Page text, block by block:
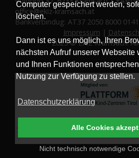
Computer gespeichert werden,
löschen.
Dann ist es uns möglich, Ihren
nächsten Aufruf unserer Webseite
und Ihnen Funktionen
Nutzung zur Verfügung zu stellen.
Datenschutzerklärung
Nicht technisch notwendige
Alle Cookies
office@ekiz-kramsach.at
Bankverbindug: AT37 2050 8000
Impressum |
2025 © EKiZ Kramsach.